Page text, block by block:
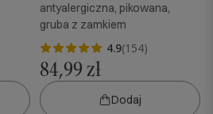
antyalergiczna, pikowana,
gruba z zamkiem
4.9(154)
84,99 zł
Dodaj